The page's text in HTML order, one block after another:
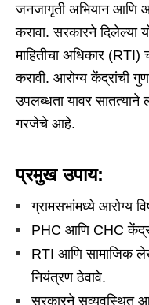
जनजागृती अभियान आणि
करावा. सरकारने दिलेल्या
माहितीचा अधिकार (RTI)
करावी. आरोग्य केंद्रांची
उपलब्धता यावर
गरजेचे आहे.
प्रमुख उपाय:
ग्रामसभांमध्ये आरोग्य
PHC आणि CHC
RTI आणि सामाजिक
नियंत्रण ठेवावे.
सरकारने सुव्यवस्थित